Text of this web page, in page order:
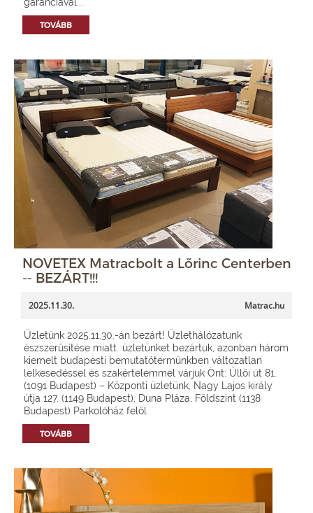
TOVÁBB
NOVETEX Matracbolt a Lőrinc Centerben
-- BEZÁRT!!!
2025.11.30. Matrac.hu
Üzletünk 2025.11.30.-án bezárt! Üzlethálózatunk
észszerűsítése miatt üzletünket bezártuk, azonban három
kiemelt budapesti bemutatótermünkben változatlan
lelkesedéssel és szakértelemmel várjuk Önt: Üllői út 81.
(1091 Budapest) – Központi üzletünk, Nagy Lajos király
útja 127. (1149 Budapest), Duna Pláza, Földszint (1138
Budapest) Parkolóház felől
TOVÁBB